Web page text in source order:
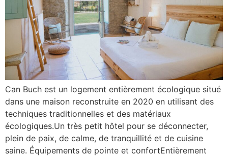
Can Buch est un logement entièrement écologique situé
dans une maison reconstruite en 2020 en utilisant des
techniques traditionnelles et des matériaux
écologiques.Un très petit hôtel pour se déconnecter,
plein de paix, de calme, de tranquillité et de cuisine
saine. Équipements de pointe et confortEntièrement